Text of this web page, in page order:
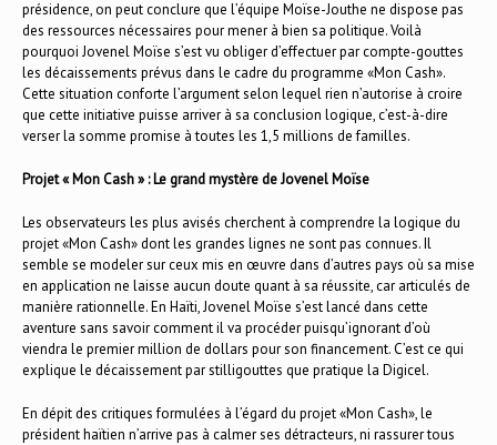
présidence, on peut conclure que l’équipe Moïse-Jouthe ne dispose pas
des ressources nécessaires pour mener à bien sa politique. Voilà
pourquoi Jovenel Moïse s’est vu obliger d’effectuer par compte-gouttes
les décaissements prévus dans le cadre du programme «Mon Cash».
Cette situation conforte l’argument selon lequel rien n’autorise à croire
que cette initiative puisse arriver à sa conclusion logique, c’est-à-dire
verser la somme promise à toutes les 1,5 millions de familles.
Projet « Mon Cash » : Le grand mystère de Jovenel Moïse
Les observateurs les plus avisés cherchent à comprendre la logique du
projet «Mon Cash» dont les grandes lignes ne sont pas connues. Il
semble se modeler sur ceux mis en œuvre dans d’autres pays où sa mise
en application ne laisse aucun doute quant à sa réussite, car articulés de
manière rationnelle. En Haïti, Jovenel Moïse s’est lancé dans cette
aventure sans savoir comment il va procéder puisqu’ignorant d’où
viendra le premier million de dollars pour son financement. C’est ce qui
explique le décaissement par stilligouttes que pratique la Digicel.
En dépit des critiques formulées à l’égard du projet «Mon Cash», le
président haïtien n’arrive pas à calmer ses détracteurs, ni rassurer tous